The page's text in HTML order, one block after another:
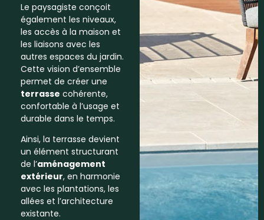
Le paysagiste conçoit
également les niveaux,
les accès à la maison et
les liaisons avec les
autres espaces du jardin.
Cette vision d’ensemble
permet de créer une
terrasse cohérente,
confortable à l’usage et
durable dans le temps.
Ainsi, la terrasse devient
un élément structurant
de l’aménagement
extérieur, en harmonie
avec les plantations, les
allées et l’architecture
existante.